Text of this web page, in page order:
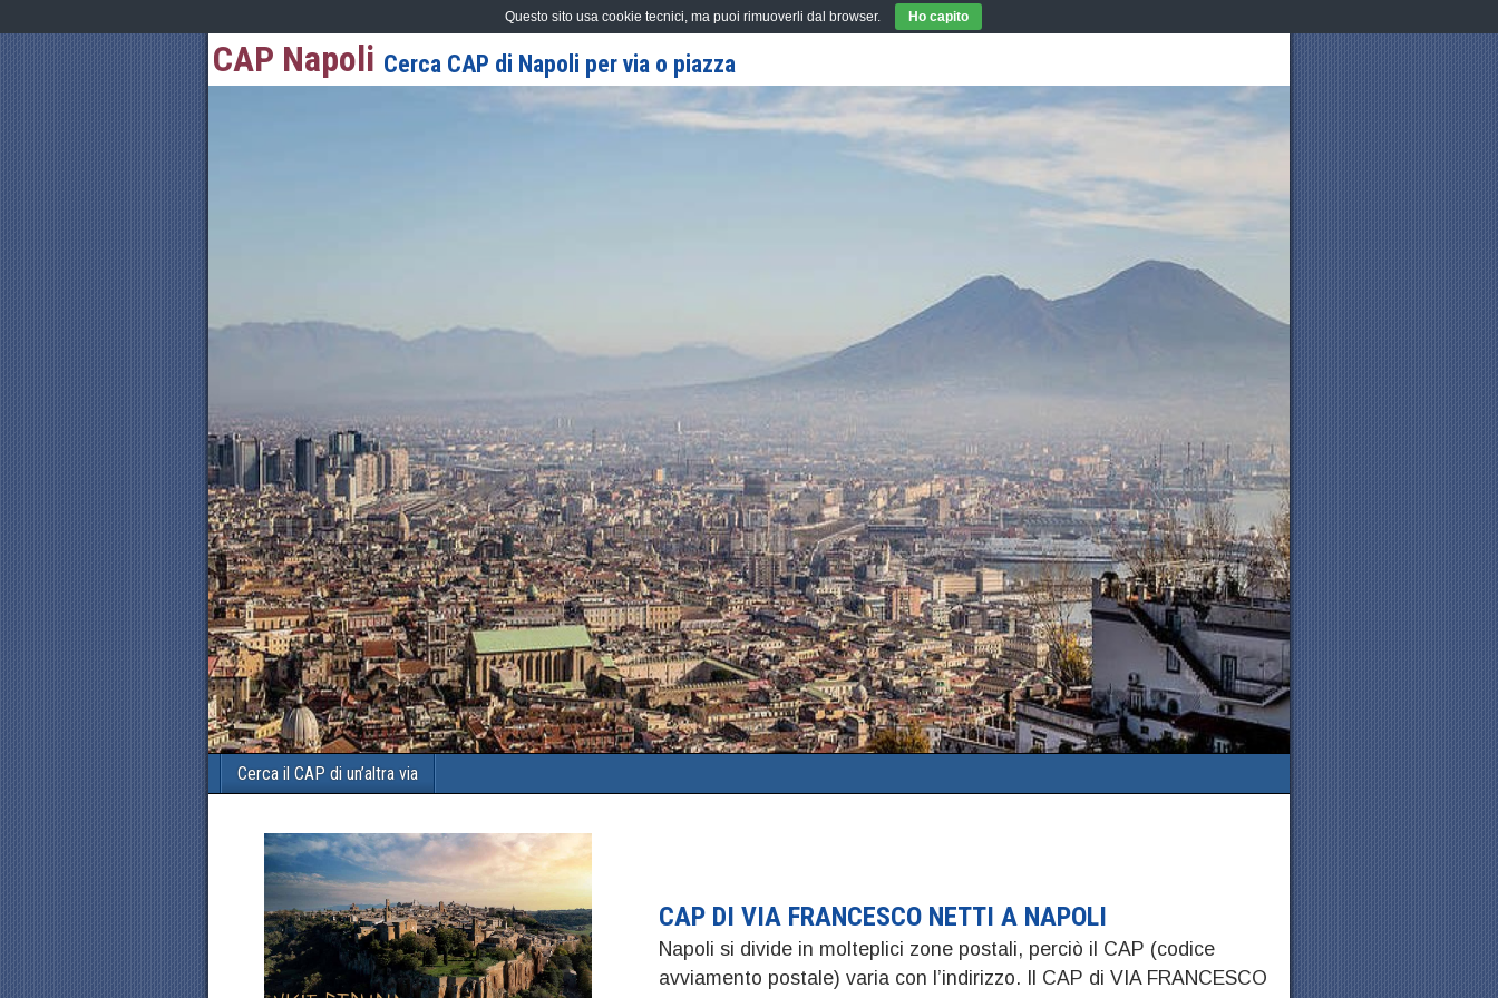
CAP Napoli Cerca CAP di Napoli per via o piazza
Cerca il CAP di un’altra via
CAP DI VIA FRANCESCO NETTI A NAPOLI
Napoli si divide in molteplici zone postali, perciò il CAP (codice
avviamento postale) varia con l’indirizzo. Il CAP di VIA FRANCESCO
Questo sito usa cookie tecnici, ma puoi rimuoverli dal browser. Ho capito